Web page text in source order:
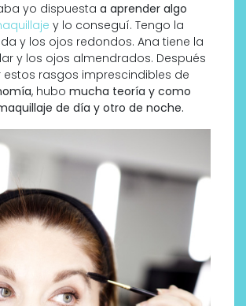
yo dispuesta a aprender algo
y lo conseguí. Tengo la
y los ojos redondos. Ana tiene la
y los ojos almendrados. Después
estos rasgos imprescindibles de
, hubo mucha teoría y como
de día y otro de noche.